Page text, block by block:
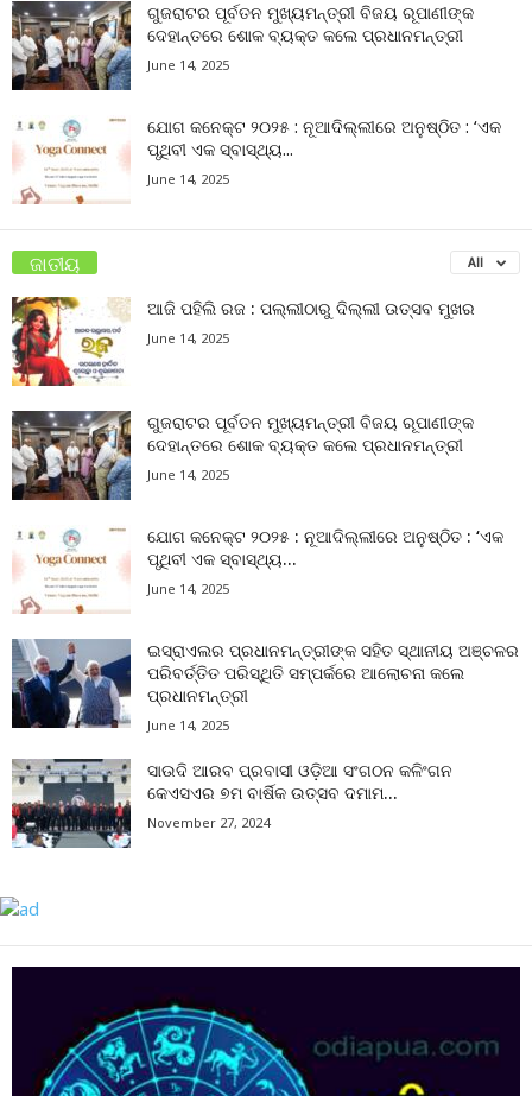
ଗୁଜରାଟର ପୂର୍ବତନ ମୁଖ୍ୟମନ୍ତ୍ରୀ ବିଜୟ ରୂପାଣୀଙ୍କ
ଦେହାନ୍ତରେ ଶୋକ ବ୍ୟକ୍ତ କଲେ ପ୍ରଧାନମନ୍ତ୍ରୀ
June 14, 2025
ଯୋଗ କନେକ୍ଟ ୨୦୨୫ : ନୂଆଦିଲ୍ଲୀରେ ଅନୁଷ୍ଠିତ : ‘ଏକ
ପୃଥିବୀ ଏକ ସ୍ବାସ୍ଥ୍ୟ...
June 14, 2025
ଜାତୀୟ All
ଆଜି ପହିଲି ରଜ : ପଲ୍ଲୀଠାରୁ ଦିଲ୍ଲୀ ଉତ୍ସବ ମୁଖର
June 14, 2025
ଗୁଜରାଟର ପୂର୍ବତନ ମୁଖ୍ୟମନ୍ତ୍ରୀ ବିଜୟ ରୂପାଣୀଙ୍କ
ଦେହାନ୍ତରେ ଶୋକ ବ୍ୟକ୍ତ କଲେ ପ୍ରଧାନମନ୍ତ୍ରୀ
June 14, 2025
ଯୋଗ କନେକ୍ଟ ୨୦୨୫ : ନୂଆଦିଲ୍ଲୀରେ ଅନୁଷ୍ଠିତ : ‘ଏକ
ପୃଥିବୀ ଏକ ସ୍ବାସ୍ଥ୍ୟ...
June 14, 2025
ଇସ୍ରାଏଲର ପ୍ରଧାନମନ୍ତ୍ରୀଙ୍କ ସହିତ ସ୍ଥାନୀୟ ଅଞ୍ଚଳର
ପରିବର୍ତ୍ତିତ ପରିସ୍ଥିତି ସମ୍ପର୍କରେ ଆଲୋଚନା କଲେ
ପ୍ରଧାନମନ୍ତ୍ରୀ
June 14, 2025
ସାଉଦି ଆରବ ପ୍ରବାସୀ ଓଡ଼ିଆ ସଂଗଠନ କଳିଂଗନ
କେଏସଏର ୭ମ ବାର୍ଷିକ ଉତ୍ସବ ଦମାମ...
November 27, 2024